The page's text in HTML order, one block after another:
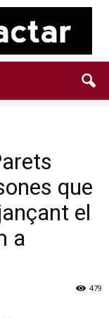
que
el
a
479